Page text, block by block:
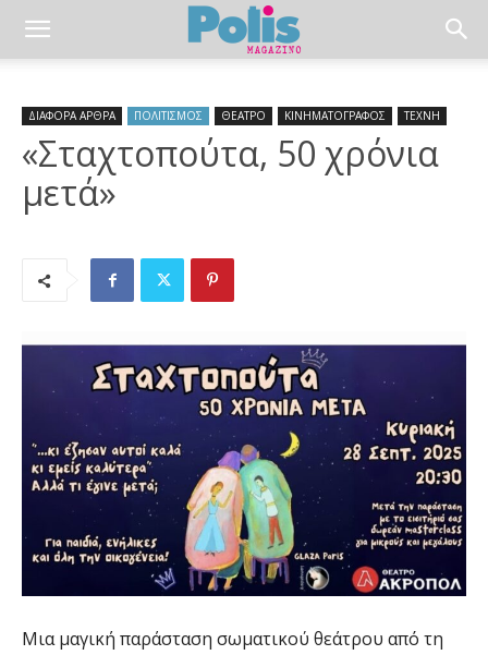
ΔΙΑΦΟΡΑ ΑΡΘΡΑ ΠΟΛΙΤΙΣΜΟΣ ΘΕΑΤΡΟ ΚΙΝΗΜΑΤΟΓΡΑΦΟΣ ΤΕΧΝΗ
«Σταχτοπούτα, 50 χρόνια
μετά»
Μια μαγική παράσταση σωματικού θεάτρου από τη